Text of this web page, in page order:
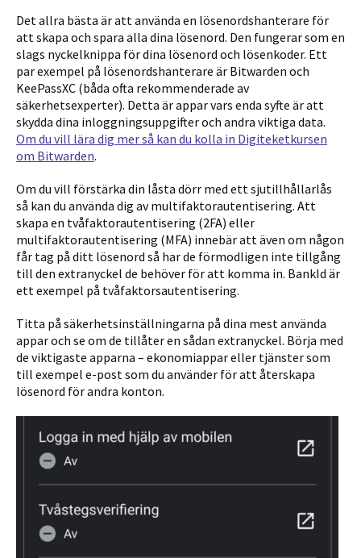
Det allra bästa är att använda en lösenordshanterare för
att skapa och spara alla dina lösenord. Den fungerar som en
slags nyckelknippa för dina lösenord och lösenkoder. Ett
par exempel på lösenordshanterare är Bitwarden och
KeePassXC (båda ofta rekommenderade av
säkerhetsexperter). Detta är appar vars enda syfte är att
skydda dina inloggningsuppgifter och andra viktiga data.
Om du vill lära dig mer så kan du kolla in Digiteketkursen
om Bitwarden.
Om du vill förstärka din låsta dörr med ett sjutillhållarlås
så kan du använda dig av multifaktorautentisering. Att
skapa en tvåfaktorautentisering (2FA) eller
multifaktorautentisering (MFA) innebär att även om någon
får tag på ditt lösenord så har de förmodligen inte tillgång
till den extranyckel de behöver för att komma in. BankId är
ett exempel på tvåfaktorsautentisering.
Titta på säkerhetsinställningarna på dina mest använda
appar och se om de tillåter en sådan extranyckel. Börja med
de viktigaste apparna – ekonomiappar eller tjänster som
till exempel e-post som du använder för att återskapa
lösenord för andra konton.